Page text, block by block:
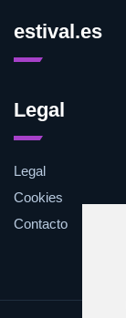
estival.es
Legal
Legal
Cookies
Contacto